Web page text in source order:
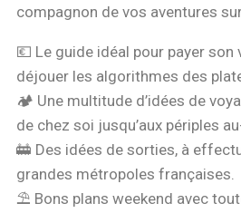
compagnon de vos aventures
💶 Le guide idéal pour payer
déjouer les algorithmes des
🏕️ Une multitude d’idées de
de chez soi jusqu’aux périples
🚋 Des idées de sorties, à
grandes métropoles françaises.
⛱️ Bons plans weekend avec